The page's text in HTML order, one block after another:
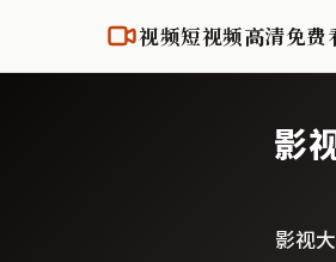
视频短视频高清免费
影
影视